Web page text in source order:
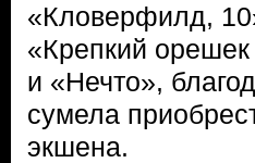
«Кловерфилд,
«Крепкий
и «Нечто»,
сумела
экшена.